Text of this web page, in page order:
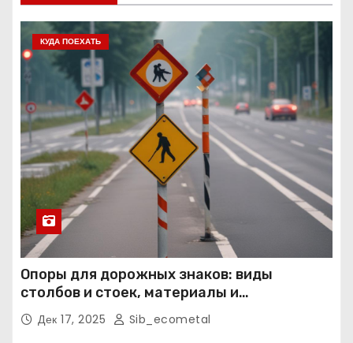
КУДА ПОЕХАТЬ
Опоры для дорожных знаков: виды
столбов и стоек, материалы и
нормативные требования
Дек 17, 2025 Sib_ecometal